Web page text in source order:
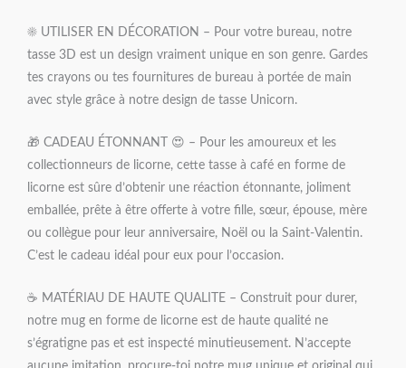
☀ UTILISER EN DÉCORATION – Pour votre bureau, notre
tasse 3D est un design vraiment unique en son genre. Gardes
tes crayons ou tes fournitures de bureau à portée de main
avec style grâce à notre design de tasse Unicorn.
🎁 CADEAU ÉTONNANT 😍 – Pour les amoureux et les
collectionneurs de licorne, cette tasse à café en forme de
licorne est sûre d’obtenir une réaction étonnante, joliment
emballée, prête à être offerte à votre fille, sœur, épouse, mère
ou collègue pour leur anniversaire, Noël ou la Saint-Valentin.
C’est le cadeau idéal pour eux pour l’occasion.
☕ MATÉRIAU DE HAUTE QUALITE – Construit pour durer,
notre mug en forme de licorne est de haute qualité ne
s’égratigne pas et est inspecté minutieusement. N’accepte